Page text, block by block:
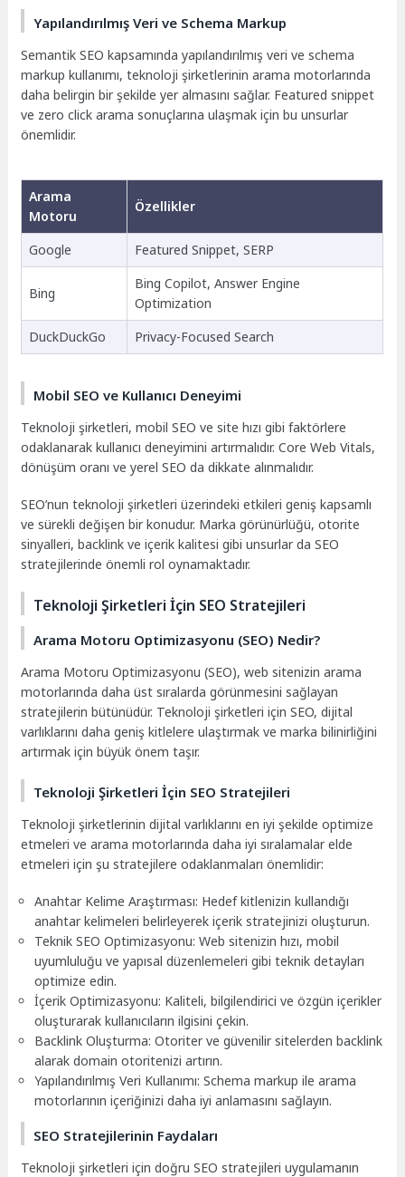
Yapılandırılmış Veri ve Schema Markup
Semantik SEO kapsamında yapılandırılmış veri ve schema
markup kullanımı, teknoloji şirketlerinin arama motorlarında
daha belirgin bir şekilde yer almasını sağlar. Featured snippet
ve zero click arama sonuçlarına ulaşmak için bu unsurlar
önemlidir.
Arama
Motoru
Özellikler
Google Featured Snippet, SERP
Bing
Bing Copilot, Answer Engine
Optimization
DuckDuckGo
Privacy-Focused Search
Mobil SEO ve Kullanıcı Deneyimi
Teknoloji şirketleri, mobil SEO ve site hızı gibi faktörlere
odaklanarak kullanıcı deneyimini artırmalıdır. Core Web Vitals,
dönüşüm oranı ve yerel SEO da dikkate alınmalıdır.
SEO’nun teknoloji şirketleri üzerindeki etkileri geniş kapsamlı
ve sürekli değişen bir konudur. Marka görünürlüğü, otorite
sinyalleri, backlink ve içerik kalitesi gibi unsurlar da SEO
stratejilerinde önemli rol oynamaktadır.
Teknoloji Şirketleri İçin SEO Stratejileri
Arama Motoru Optimizasyonu (SEO) Nedir?
Arama Motoru Optimizasyonu (SEO), web sitenizin arama
motorlarında daha üst sıralarda görünmesini sağlayan
stratejilerin bütünüdür. Teknoloji şirketleri için SEO, dijital
varlıklarını daha geniş kitlelere ulaştırmak ve marka bilinirliğini
artırmak için büyük önem taşır.
Teknoloji Şirketleri İçin SEO Stratejileri
Teknoloji şirketlerinin dijital varlıklarını en iyi şekilde optimize
etmeleri ve arama motorlarında daha iyi sıralamalar elde
etmeleri için şu stratejilere odaklanmaları önemlidir:
Anahtar Kelime Araştırması: Hedef kitlenizin kullandığı
anahtar kelimeleri belirleyerek içerik stratejinizi oluşturun.
Teknik SEO Optimizasyonu: Web sitenizin hızı, mobil
uyumluluğu ve yapısal düzenlemeleri gibi teknik detayları
optimize edin.
İçerik Optimizasyonu: Kaliteli, bilgilendirici ve özgün içerikler
oluşturarak kullanıcıların ilgisini çekin.
Backlink Oluşturma: Otoriter ve güvenilir sitelerden backlink
alarak domain otoritenizi artırın.
Yapılandırılmış Veri Kullanımı: Schema markup ile arama
motorlarının içeriğinizi daha iyi anlamasını sağlayın.
SEO Stratejilerinin Faydaları
Teknoloji şirketleri için doğru SEO stratejileri uygulamanın